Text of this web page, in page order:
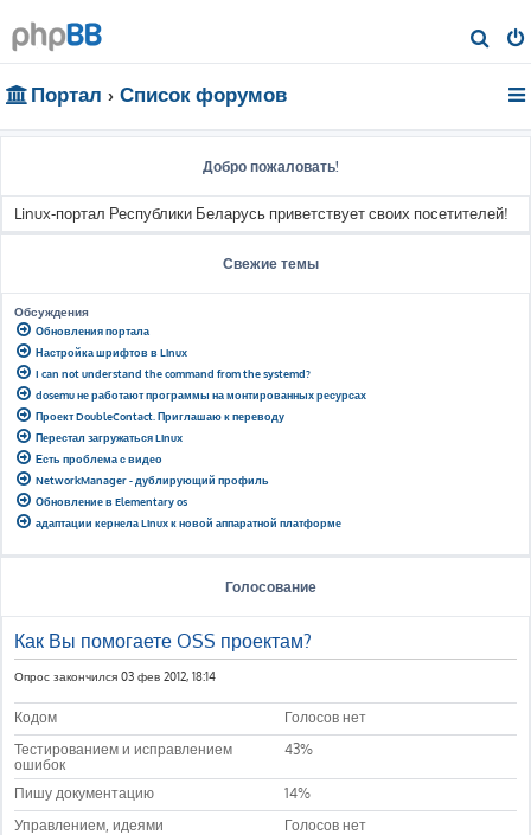
о
Портал Список форумов
Добро пожаловать!
Linux-портал Республики Беларусь приветствует своих посетителей!
Свежие темы
Обсуждения
Обновления портала
Настройка шрифтов в Linux
I can not understand the command from the systemd?
dosemu не работают программы на монтированных ресурсах
Проект DoubleContact. Приглашаю к переводу
Перестал загружаться Linux
Есть проблема с видео
NetworkManager - дублирующий профиль
Обновление в Elementary os
адаптации кернела Linux к новой аппаратной платформе
Голосование
Как Вы помогаете OSS проектам?
Опрос закончился 03 фев 2012, 18:14
Кодом
Голосов нет
Тестированием и исправлением
ошибок
43%
Пишу документацию
14%
Управлением, идеями
Голосов нет